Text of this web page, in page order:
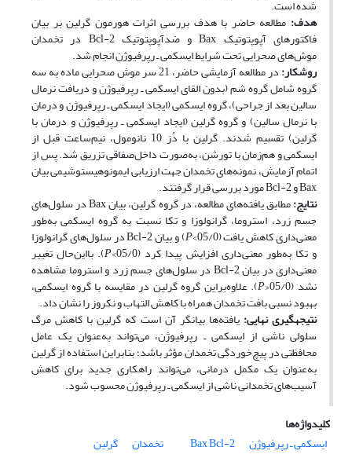
شده است.
هدف: مطالعه حاضر با هدف بررسی اثرات هورمون گرلین بر بیان
فاکتورهای آپوپتوتیک Bax و ضد‌آپوپتوتیک Bcl-2 در تخمدان
موش‌های صحرایی تحت شرایط ایسکمی ـ رپرفیوژن انجام شد.
روشکار: در مطالعه آزمایشی حاضر، 21 سر موش صحرایی ماده به سه
گروه شامل گروه شم (بدون القای ایسکمی ـ رپرفیوژن و دریافت نرمال
سالین بعد از جراحی)، گروه ایسکمی (ایجاد ایسکمی ـ رپرفیوژن و درمان
با نرمال سالین) و گروه گرلین (ایجاد ایسکمی ـ رپرفیوژن و درمان با
گرلین) تقسیم شدند. گرلین با دُز 10 نانومول، نیم‌ساعت قبل از
ایسکمی و هم‌زمان با تورشن، به‌صورت داخل‌صفاقی تزریق شد. پس از
اتمام آزمایش، نمونه‌های تخمدان جهت ارزیابی ایمونوهیستوشیمی بیان
Bax و Bcl-2 مورد بررسی قرار گرفتند.
نتایج: مطابق یافته‌های مطالعه، در گروه گرلین، بیان Bax در سلول‌های
جسم زرد، استروما، گرانولوزا و تکا نسبت به گروه ایسکمی به‌طور
معنی‌داری کاهش یافت (05/0> P ) و بیان Bcl-2 در سلول‌های گرانولوزا
و تکا به‌طور معنی‌داری افزایش پیدا کرد (05/0> P). بااین‌حال تغییر
معنی‌داری در بیان Bcl-2 در سلول‌های جسم زرد و استروما مشاهده
نشد (05/0< P). علاوه‌بر‌این گروه گرلین در مقایسه با گروه ایسکمی،
بهبود نسبی بافت تخمدان همراه با کاهش التهاب و نکروز را نشان داد.
نتیجه­گیری نهایی: یافته‌ها بیانگر آن است که گرلین با کاهش مرگ
سلولی ناشی از ایسکمی ـ رپرفیوژن، می‌تواند به‌عنوان یک عامل
محافظتی در پیچ‌خوردگی تخمدان مؤثر باشد؛ بنابراین استفاده از گرلین
به‌عنوان یک مکمل درمانی،‌‌‌ می‌تواند راهکاری جدید برای کاهش
آسیب‌های تخمدانی ناشی از ایسکمی ـ رپرفیوژن محسوب شود.
کلیدواژه‌ها
ایسکمی ـ رپرفیوژن
BaxBcl-2 تخمدان
گرلین